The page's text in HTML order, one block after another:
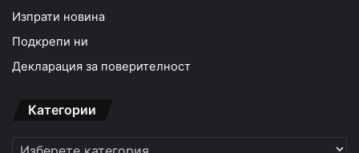
Изпрати новина
Подкрепи ни
Декларация за поверителност
Категории
Категории